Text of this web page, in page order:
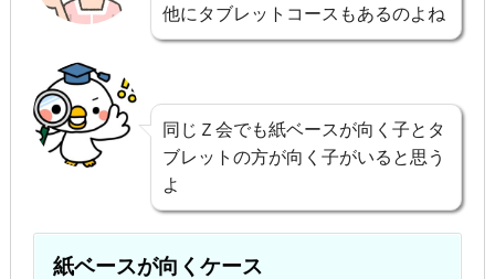
他にタブレットコースもあるのよね
同じＺ会でも紙ベースが向く子とタ
ブレットの方が向く子がいると思う
よ
紙ベースが向くケース